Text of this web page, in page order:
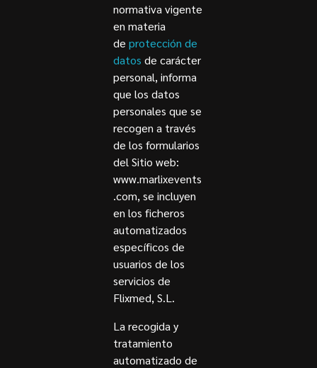
normativa vigente
en materia
de protección de
datos de carácter
personal, informa
que los datos
personales que se
recogen a través
de los formularios
del Sitio web:
www.marlixevents
.com, se incluyen
en los ficheros
automatizados
específicos de
usuarios de los
servicios de
Flixmed, S.L.
La recogida y
tratamiento
automatizado de